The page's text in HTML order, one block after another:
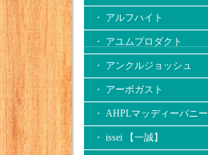
・ アルフハイト
・ アユムプロダクト
・ アンクルジョッシュ
・ アーボガスト
・ AHPLマッディーバニー
・ issei 【一誠】